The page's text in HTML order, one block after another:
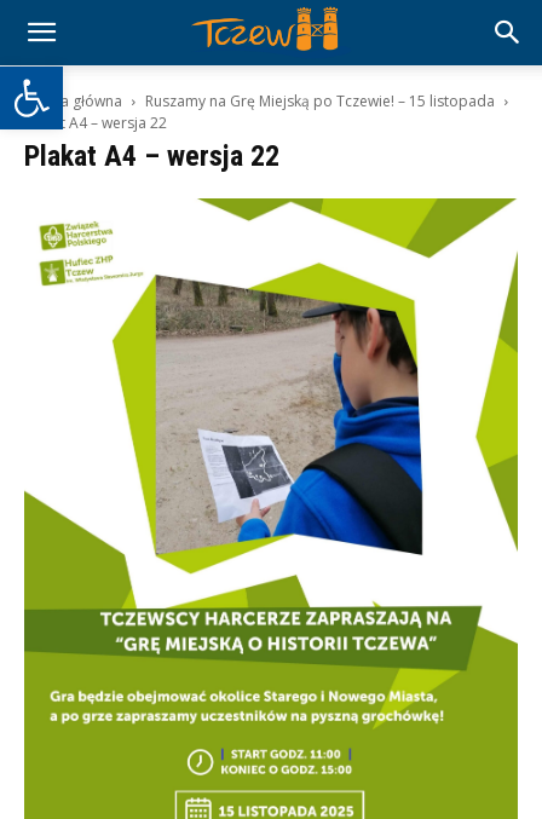
Otwórz pasek narzędzi
Strona główna
Ruszamy na Grę Miejską po Tczewie! – 15 listopada
Plakat A4 – wersja 22
Plakat A4 – wersja 22